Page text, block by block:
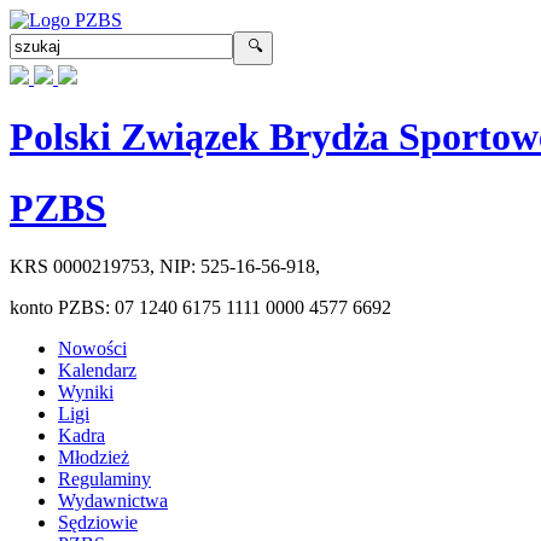
Polski Związek Brydża
PZBS
KRS 0000219753, NIP: 525-16-56-918,
konto PZBS: 07 1240 6175 1111 0000 4577 6692
Nowości
Kalendarz
Wyniki
Ligi
Kadra
Młodzież
Regulaminy
Wydawnictwa
Sędziowie